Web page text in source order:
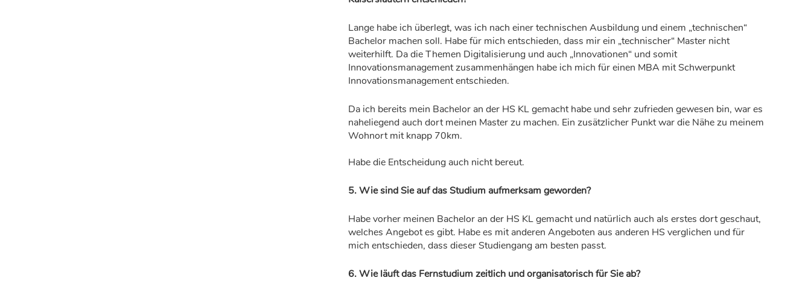
Lange habe ich überlegt, was ich nach einer technischen Ausbildung und einem „technischen“
Bachelor machen soll. Habe für mich entschieden, dass mir ein „technischer“ Master nicht
weiterhilft. Da die Themen Digitalisierung und auch „Innovationen“ und somit
Innovationsmanagement zusammenhängen habe ich mich für einen MBA mit Schwerpunkt
Innovationsmanagement entschieden.
Da ich bereits mein Bachelor an der HS KL gemacht habe und sehr zufrieden gewesen bin, war es
naheliegend auch dort meinen Master zu machen. Ein zusätzlicher Punkt war die Nähe zu meinem
Wohnort mit knapp 70km.
Habe die Entscheidung auch nicht bereut.
5. Wie sind Sie auf das Studium aufmerksam geworden?
Habe vorher meinen Bachelor an der HS KL gemacht und natürlich auch als erstes dort geschaut,
welches Angebot es gibt. Habe es mit anderen Angeboten aus anderen HS verglichen und für
mich entschieden, dass dieser Studiengang am besten passt.
6. Wie läuft das Fernstudium zeitlich und organisatorisch für Sie ab?